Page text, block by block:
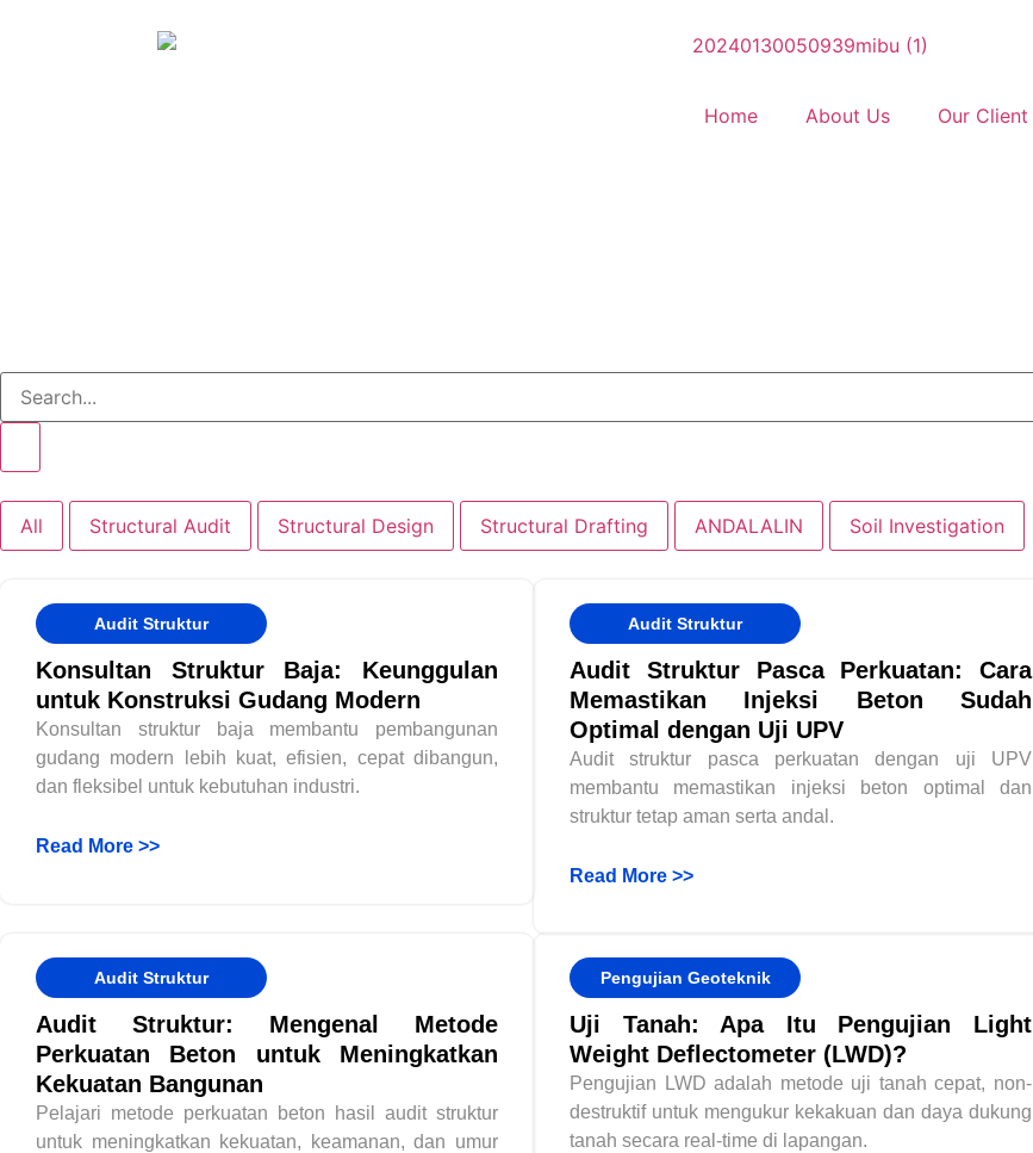
Home About Us Our Client
All Structural Audit Structural Design Structural Drafting ANDALALIN Soil Investigation
Audit Struktur
Konsultan Struktur Baja: Keunggulan
untuk Konstruksi Gudang Modern
Konsultan struktur baja membantu pembangunan
gudang modern lebih kuat, efisien, cepat dibangun,
dan fleksibel untuk kebutuhan industri.
Read More >>
Audit Struktur
Audit Struktur Pasca Perkuatan: Cara
Memastikan Injeksi Beton Sudah
Optimal dengan Uji UPV
Audit struktur pasca perkuatan dengan uji UPV
membantu memastikan injeksi beton optimal dan
struktur tetap aman serta andal.
Read More >>
Audit Struktur
Audit Struktur: Mengenal Metode
Perkuatan Beton untuk Meningkatkan
Kekuatan Bangunan
Pelajari metode perkuatan beton hasil audit struktur
untuk meningkatkan kekuatan, keamanan, dan umur
Pengujian Geoteknik
Uji Tanah: Apa Itu Pengujian Light
Weight Deflectometer (LWD)?
Pengujian LWD adalah metode uji tanah cepat, non-
destruktif untuk mengukur kekakuan dan daya dukung
tanah secara real-time di lapangan.